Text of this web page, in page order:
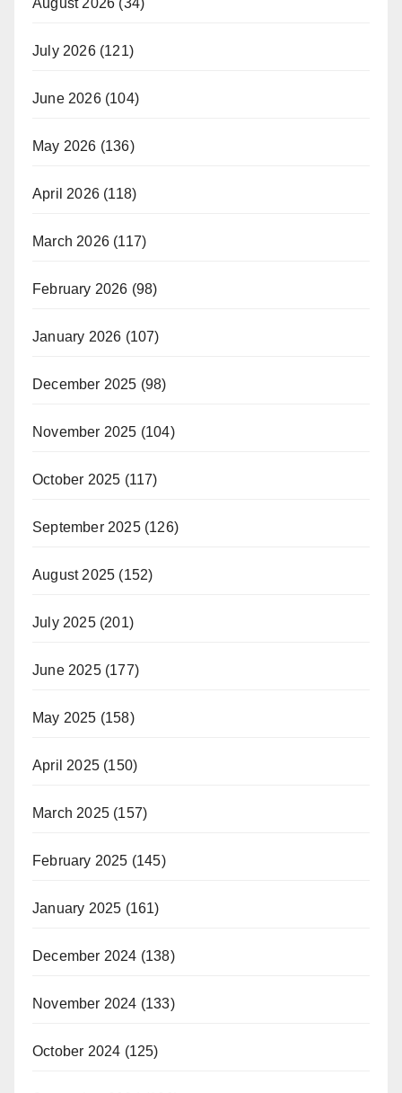
August 2026 (34)
July 2026(121)
June 2026(104)
May 2026 (136)
April 2026 (118)
March 2026 (117)
February 2026 (98)
January 2026 (107)
December 2025 (98)
November 2025 (104)
October 2025 (117)
September 2025(126)
August 2025 (152)
July 2025(201)
June 2025(177)
May 2025 (158)
April 2025 (150)
March 2025 (157)
February 2025 (145)
January 2025 (161)
December 2024 (138)
November 2024 (133)
October 2024 (125)